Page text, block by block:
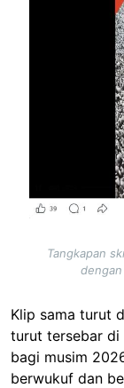
Tangkapan
Klip sama turut
turut tersebar di
bagi musim
berwukuf dan